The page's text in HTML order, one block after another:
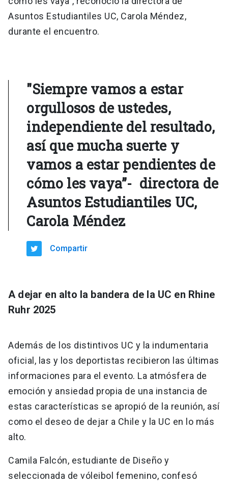
Asuntos Estudiantiles UC, Carola Méndez,
durante el encuentro.
"Siempre vamos a estar
orgullosos de ustedes,
independiente del resultado,
así que mucha suerte y
vamos a estar pendientes de
cómo les vaya”- directora de
Asuntos Estudiantiles UC,
Carola Méndez
Compartir
A dejar en alto la bandera de la UC en Rhine
Ruhr 2025
Además de los distintivos UC y la indumentaria
oficial, las y los deportistas recibieron las últimas
informaciones para el evento. La atmósfera de
emoción y ansiedad propia de una instancia de
estas características se apropió de la reunión, así
como el deseo de dejar a Chile y la UC en lo más
alto.
Camila Falcón, estudiante de Diseño y
seleccionada de vóleibol femenino, confesó